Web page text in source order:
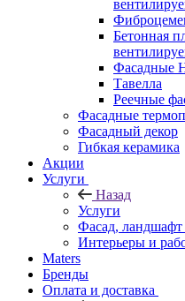
Бетонная
Фасадные
Тавелла
Реечные
Фасадные
Фасадный декор
Гибкая керамика
Акции
Услуги
Назад
Услуги
Фасад, ландшафт
Интерьеры и
Maters
Бренды
Оплата и доставка